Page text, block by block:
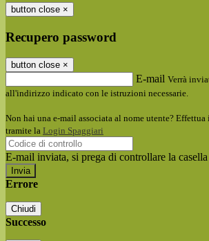
button close ×
Recupero password
button close ×
E-mail Verrà
all'indirizzo indicato con le istruzioni necessarie.
Non hai una e-mail associata al nome utente? Effettua
tramite la Login Spaggiari
E-mail inviata, si prega di controllare la
Errore
Chiudi
Successo